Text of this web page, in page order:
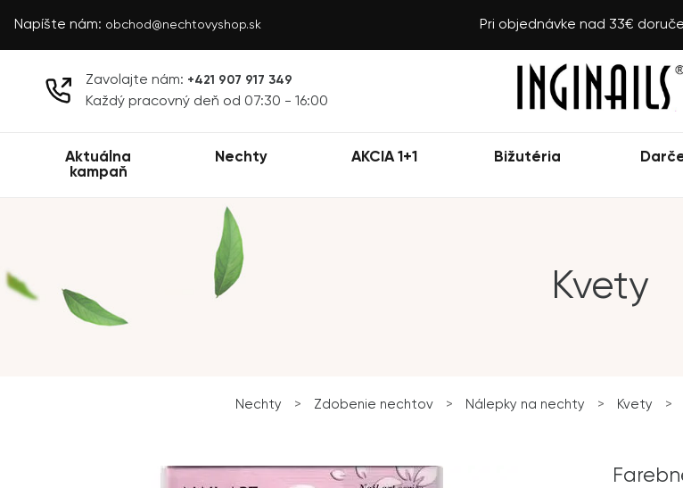
Napíšte nám: obchod@nechtovyshop.sk Pri objednávke nad 33€
Zavolajte nám: +421 907 917 349
Každý pracovný deň od 07:30 - 16:00
Aktuálna
kampaň
Nechty AKCIA 1+1 Bižutéria
Kvety
Nechty > Zdobenie nechtov > Nálepky na nechty > Kvety >